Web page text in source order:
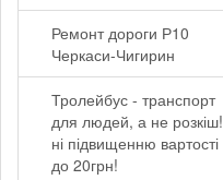
Ремонт дороги Р10
Черкаси-Чигирин
Тролейбус - транспорт
для людей, а не розкіш!
ні підвищенню вартості
до 20грн!